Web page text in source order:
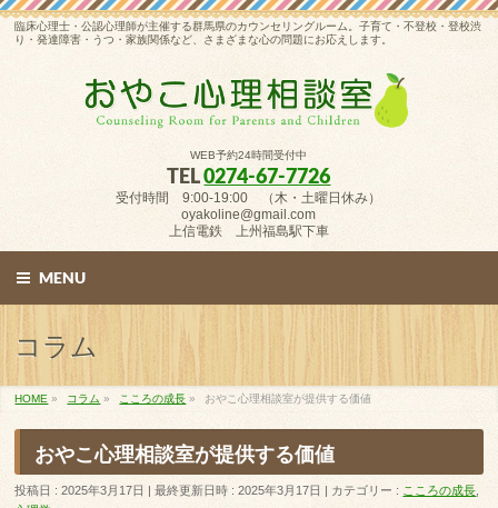
臨床心理士・公認心理師が主催する群馬県のカウンセリングルーム。子育て・不登校・登校渋
り・発達障害・うつ・家族関係など、さまざまな心の問題にお応えします。
WEB予約24時間受付中
TEL0274-67-7726
受付時間 9:00-19:00 （木・土曜日休み）
oyakoline@gmail.com
上信電鉄 上州福島駅下車
MENU
コラム
HOME » コラム » こころの成長 » おやこ心理相談室が提供する価値
おやこ心理相談室が提供する価値
投稿日 : 2025年3月17日 最終更新日時 : 2025年3月17日 カテゴリー : こころの成長